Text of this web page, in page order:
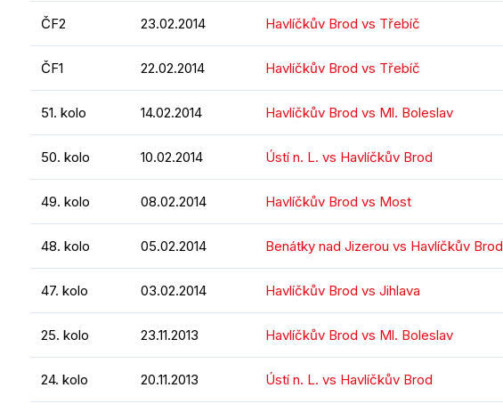
ČF2 23.02.2014 Havlíčkův Brod vs Třebíč
ČF1 22.02.2014 Havlíčkův Brod vs Třebíč
51. kolo 14.02.2014 Havlíčkův Brod vs Ml. Boleslav
50. kolo 10.02.2014 Ústí n. L. vs Havlíčkův Brod
49. kolo 08.02.2014 Havlíčkův Brod vs Most
48. kolo 05.02.2014 Benátky nad Jizerou vs Havlíčkův Brod
47. kolo 03.02.2014 Havlíčkův Brod vs Jihlava
25. kolo 23.11.2013 Havlíčkův Brod vs Ml. Boleslav
24. kolo 20.11.2013 Ústí n. L. vs Havlíčkův Brod